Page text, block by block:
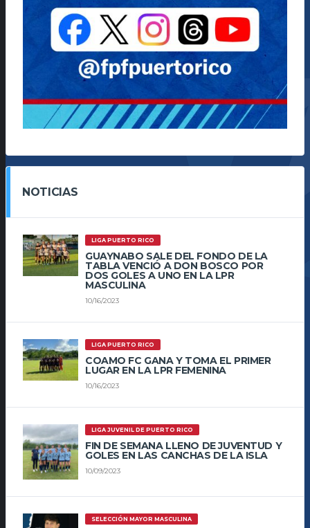
NOTICIAS
LIGA PUERTO RICO
GUAYNABO SALE DEL FONDO DE LA
TABLA VENCIÓ A DON BOSCO POR
DOS GOLES A UNO EN LA LPR
MASCULINA
10/16/2023
LIGA PUERTO RICO
COAMO FC GANA Y TOMA EL PRIMER
LUGAR EN LA LPR FEMENINA
10/16/2023
LIGA JUVENIL DE PUERTO RICO
FIN DE SEMANA LLENO DE JUVENTUD Y
GOLES EN LAS CANCHAS DE LA ISLA
10/09/2023
SELECCIÓN MAYOR MASCULINA